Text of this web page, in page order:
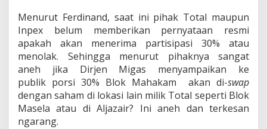
M
a
h
a
m
M
e
Menurut Ferdinand, saat ini pihak Total maupun
Inpex belum memberikan pernyataan resmi
apakah akan menerima partisipasi 30% atau
menolak. Sehingga menurut pihaknya sangat
aneh jika Dirjen Migas menyampaikan ke
publik porsi 30% Blok Mahakam akan di-swap
dengan saham di lokasi lain milik Total seperti Blok
Masela atau di Aljazair? Ini aneh dan terkesan
ngarang.